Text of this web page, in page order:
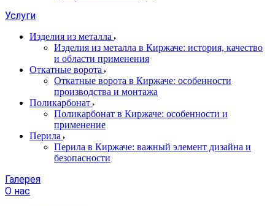
Услуги
Изделия из металла
Изделия из металла в Киржаче: история, качество
и области применения
Откатные ворота
Откатные ворота в Киржаче: особенности
производства и монтажа
Поликарбонат
Поликарбонат в Киржаче: особенности и
применение
Перила
Перила в Киржаче: важный элемент дизайна и
безопасности
Галерея
О нас